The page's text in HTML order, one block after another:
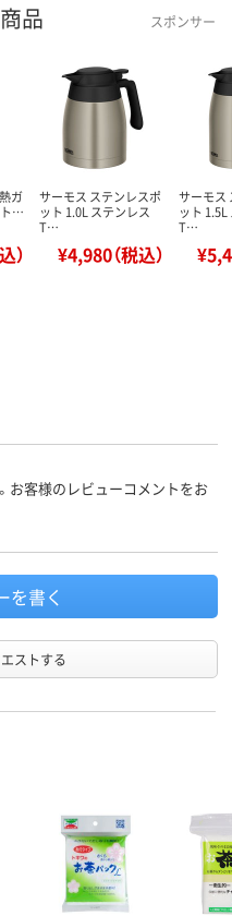
品 スポンサー
ガ
ト…
）
サーモス ステンレスポ
ット 1.0L ステンレス
T…
¥4,980（税込）
サーモス
ット
T…
お客様のレビューコメントをお
を書く
ストする